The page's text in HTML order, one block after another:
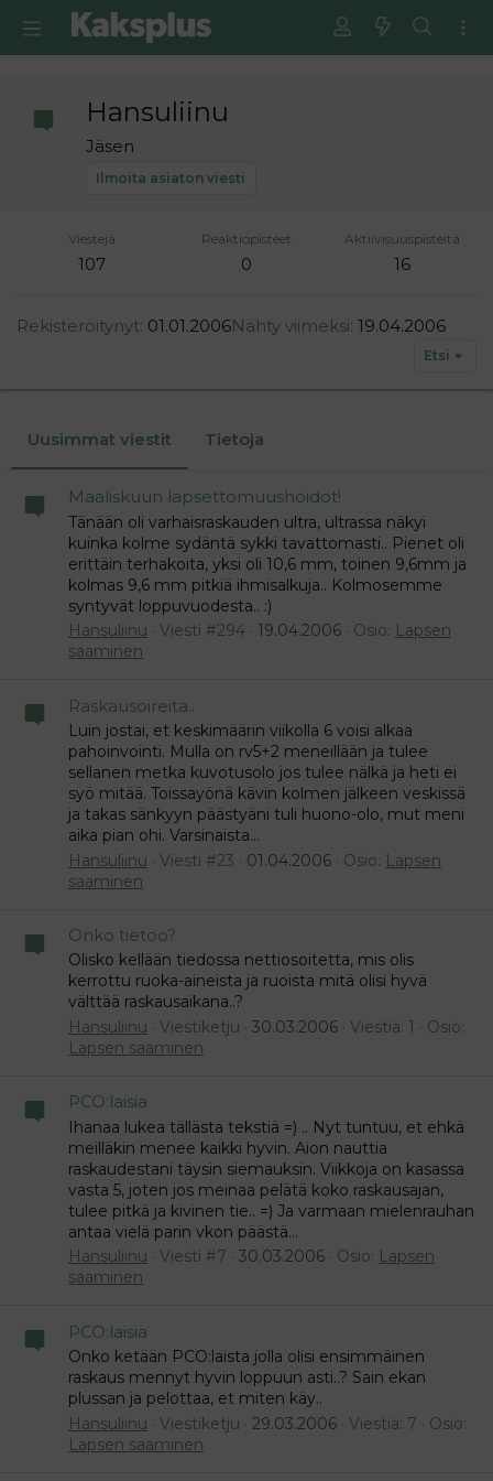
Ilmoita asiaton viesti
Hansuliinu
Jäsen
Viestejä
107
Reaktiopisteet
0
Aktiivisuuspisteitä
16
Rekisteröitynyt 01.01.2006Nähty viimeksi 19.04.2006
Etsi
Uusimmat viestit Tietoja
Maaliskuun lapsettomuushoidot!
Tänään oli varhaisraskauden ultra, ultrassa näkyi
kuinka kolme sydäntä sykki tavattomasti.. Pienet oli
erittäin terhakoita, yksi oli 10,6 mm, toinen 9,6mm ja
kolmas 9,6 mm pitkiä ihmisalkuja.. Kolmosemme
syntyvät loppuvuodesta.. :)
Hansuliinu
Viesti #294 19.04.2006 Osio: Lapsen
saaminen
Raskausoireita..
Luin jostai, et keskimäärin viikolla 6 voisi alkaa
pahoinvointi. Mulla on rv5+2 meneillään ja tulee
sellanen metka kuvotusolo jos tulee nälkä ja heti ei
syö mitää. Toissayönä kävin kolmen jälkeen veskissä
ja takas sänkyyn päästyäni tuli huono-olo, mut meni
aika pian ohi. Varsinaista...
Hansuliinu
Viesti #23 01.04.2006 Osio: Lapsen
saaminen
Onko tietoo?
Olisko kellään tiedossa nettiosoitetta, mis olis
kerrottu ruoka-aineista ja ruoista mitä olisi hyvä
välttää raskausaikana..?
Hansuliinu
Viestiketju 30.03.2006 Viestiä: 1
Osio:
Lapsen saaminen
PCO:laisia
Ihanaa lukea tällästa tekstiä =) .. Nyt tuntuu, et ehkä
meilläkin menee kaikki hyvin. Aion nauttia
raskaudestani täysin siemauksin. Viikkoja on kasassa
vasta 5, joten jos meinaa pelätä koko raskausajan,
tulee pitkä ja kivinen tie.. =) Ja varmaan mielenrauhan
antaa vielä parin vkon päästä...
Hansuliinu
Viesti #7 30.03.2006 Osio: Lapsen
saaminen
PCO:laisia
Onko ketään PCO:laista jolla olisi ensimmäinen
raskaus mennyt hyvin loppuun asti..? Sain ekan
plussan ja pelottaa, et miten käy..
Hansuliinu
Viestiketju 29.03.2006 Viestiä: 7
Osio:
Lapsen saaminen